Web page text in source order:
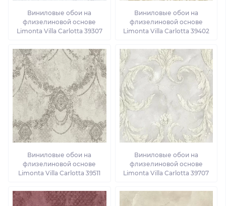
Виниловые обои на
флизелиновой основе
Limonta Villa Carlotta 39307
Виниловые обои на
флизелиновой основе
Limonta Villa Carlotta 39402
Виниловые обои на
флизелиновой основе
Limonta Villa Carlotta 39511
Виниловые обои на
флизелиновой основе
Limonta Villa Carlotta 39707